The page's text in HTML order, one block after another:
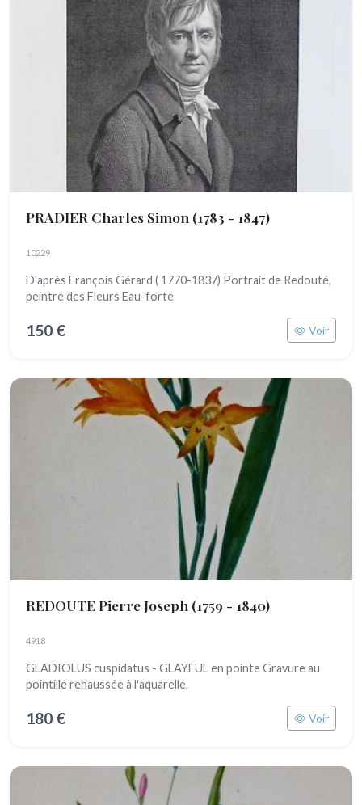
PRADIER Charles Simon (1783 - 1847)
10229
D'après François Gérard ( 1770-1837) Portrait de Redouté,
peintre des Fleurs Eau-forte
150 € Voir
REDOUTE Pierre Joseph (1759 - 1840)
4918
GLADIOLUS cuspidatus - GLAYEUL en pointe Gravure au
pointillé rehaussée à l'aquarelle.
180 € Voir